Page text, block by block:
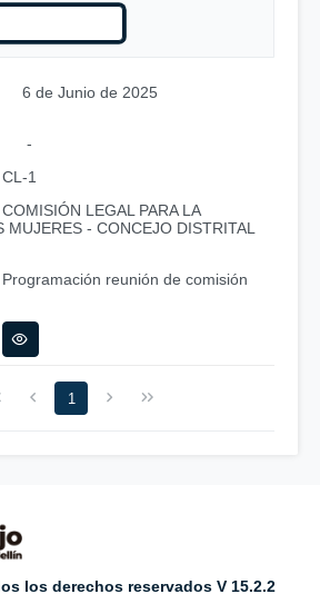
6 de Junio de 2025
-
CL-1
COMISIÓN LEGAL PARA LA
MUJERES - CONCEJO DISTRITAL
Programación reunión de comisión
1
los derechos reservados V 15.2.2